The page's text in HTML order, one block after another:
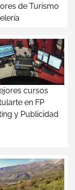
de Turismo
cursos
en FP
y Publicidad